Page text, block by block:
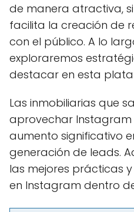
de manera atractiva,
facilita la creación de
con el público. A lo
exploraremos
destacar en esta
Las inmobiliarias que
aprovechar Instagram
aumento significativo
generación de leads.
las mejores prácticas
en Instagram dentro